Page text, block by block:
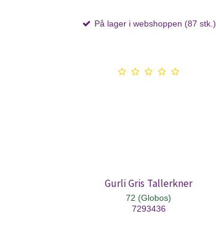
På lager i webshoppen (87 stk.)
Gurli Gris Tallerkner
72 (Globos)
7293436